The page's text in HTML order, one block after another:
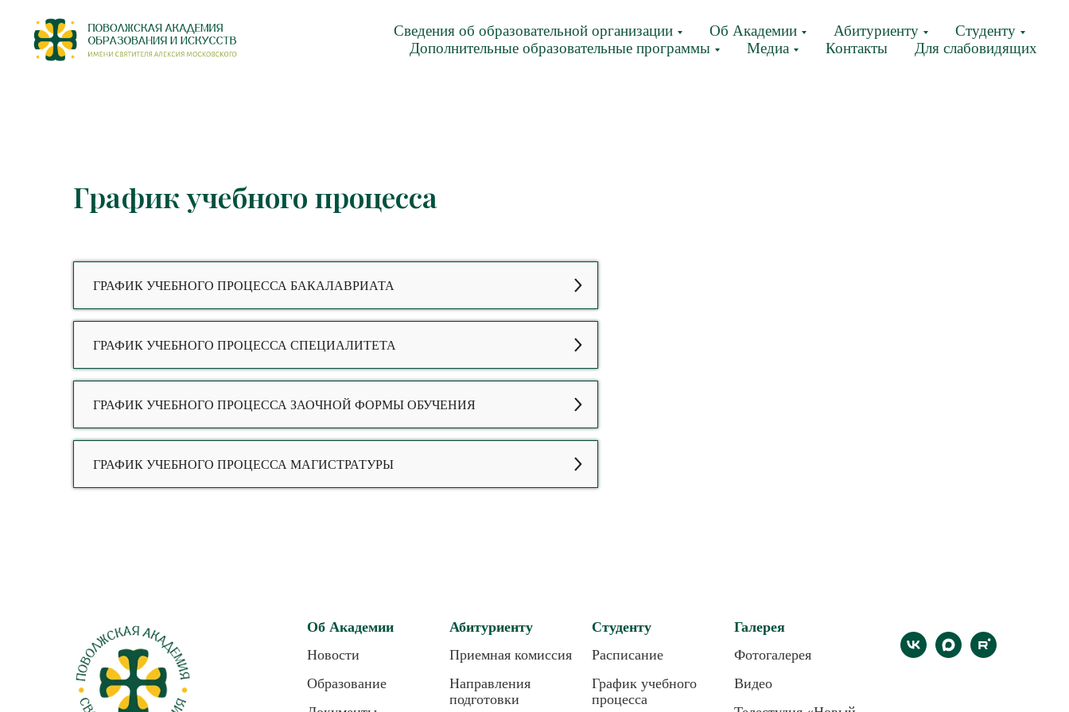
Сведения об образовательной организации Об Академии Абитуриенту
Студенту
Дополнительные образовательные программы
Медиа Контакты Для слабовидящих
График учебного процесса
ГРАФИК УЧЕБНОГО ПРОЦЕССА БАКАЛАВРИАТА
ГРАФИК УЧЕБНОГО ПРОЦЕССА СПЕЦИАЛИТЕТА
ГРАФИК УЧЕБНОГО ПРОЦЕССА ЗАОЧНОЙ ФОРМЫ ОБУЧЕНИЯ
ГРАФИК УЧЕБНОГО ПРОЦЕССА МАГИСТРАТУРЫ
Об Академии
Новости
Образование
Абитуриенту
Приемная комиссия
Направления
подготовки
Студенту
Расписание
График учебного
процесса
Галерея
Фотогалерея
Видео